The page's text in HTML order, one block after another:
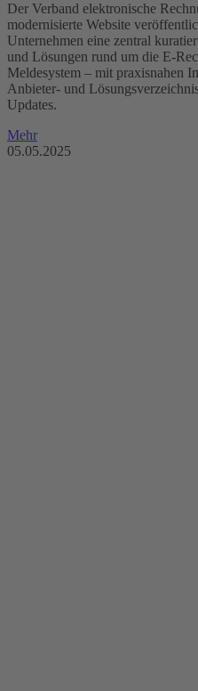
Der Verband elektronische
modernisierte Website
Unternehmen eine zentral
und Lösungen rund um die E-
Meldesystem – mit praxisnahen
Anbieter- und
Updates.
Mehr
05.05.2025